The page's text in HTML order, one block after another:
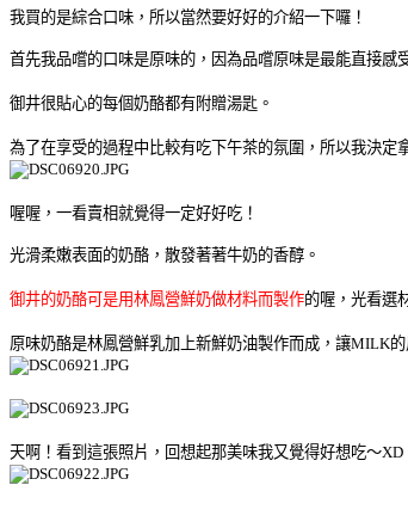
我買的是綜合口味，所以當然要好好的介紹一下囉！
首先我品嚐的口味是原味的，因為品嚐原味是最能直接感
御井很貼心的每個奶酪都有附贈湯匙。
為了在享受的過程中比較有吃下午茶的氛圍，所以我決定
喔喔，一看賣相就覺得一定好好吃！
光滑柔嫩表面的奶酪，散發著著牛奶的香醇。
御井的奶酪可是用林鳳營鮮奶做材料而製作的喔，光看選
原味奶酪是林鳳營鮮乳加上新鮮奶油製作而成，讓MILK
天啊！看到這張照片，回想起那美味我又覺得好想吃～XD